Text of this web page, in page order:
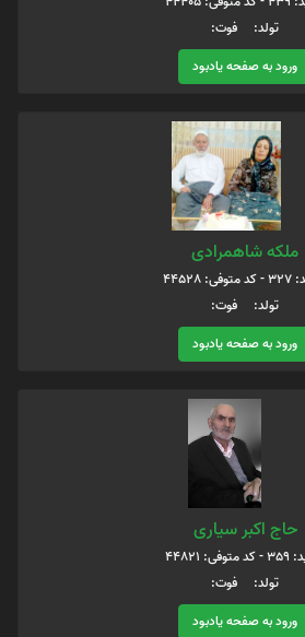
تولد: فوت:
ورود به صفحه یادبود
ملکه شاهمرادی
تولد: فوت:
ورود به صفحه یادبود
حاج اکبر سیاری
44821
تولد: فوت:
ورود به صفحه یادبود